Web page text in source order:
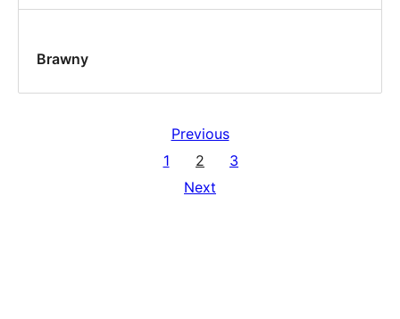
Brawny
Previous
1
2
3
Next